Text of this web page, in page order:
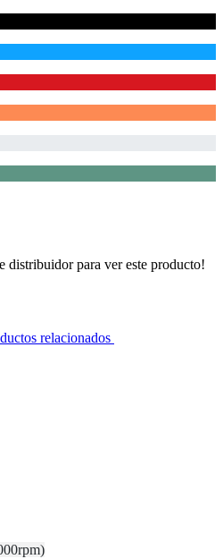
distribuidor para ver este producto!
relacionados